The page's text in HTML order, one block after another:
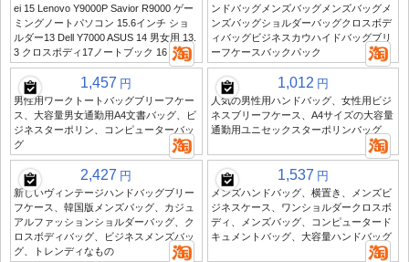
ei 15 Lenovo Y9000P Savior R9000 ゲー
ミングノートパソコン 15.6インチ ショ
ルダー13 Dell Y7000 ASUS 14 男女用 13.
3 クロスボディ17ノートブック 16
ンドバッグメンズバッグメンズバッグメ
ンズバッグショルダーバッグクロスボデ
ィバッグビジネスカウハイドバッグブリ
ーフケースバックパック
1,457 円
男性用ワークトートバッグブリーフケー
ス、大容量男女通勤用A4文書バッグ、ビ
ジネスターポリン、コンピューターバッ
グ
1,012 円
人気の男性用ハンドバッグ、女性用ビジ
ネスブリーフケース、A4サイズの大容量
通勤用ユニセックスターポリンバッグ
2,427 円
新しいヴィンテージハンドバッグブリー
フケース、韓国版メンズバッグ、カジュ
アルファッションショルダーバッグ、ク
ロスボディバッグ、ビジネスメンズバッ
グ、トレンディなもの
1,537 円
メンズハンドバッグ、横置き、メンズビ
ジネスケース、ワンショルダークロスボ
ディ、メンズバッグ、コンピュータード
キュメントバッグ、大容量ハンドバッグ